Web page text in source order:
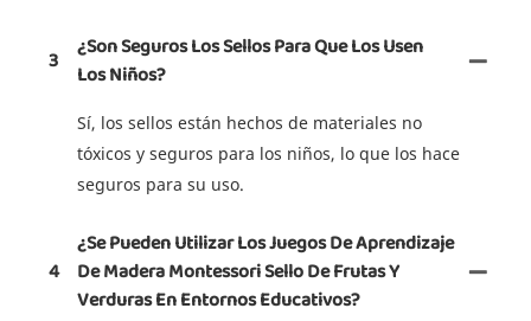
3
¿Son Seguros Los Sellos Para Que Los Usen
Los Niños?
Sí, los sellos están hechos de materiales no
tóxicos y seguros para los niños, lo que los hace
seguros para su uso.
4
¿Se Pueden Utilizar Los Juegos De Aprendizaje
De Madera Montessori Sello De Frutas Y
Verduras En Entornos Educativos?